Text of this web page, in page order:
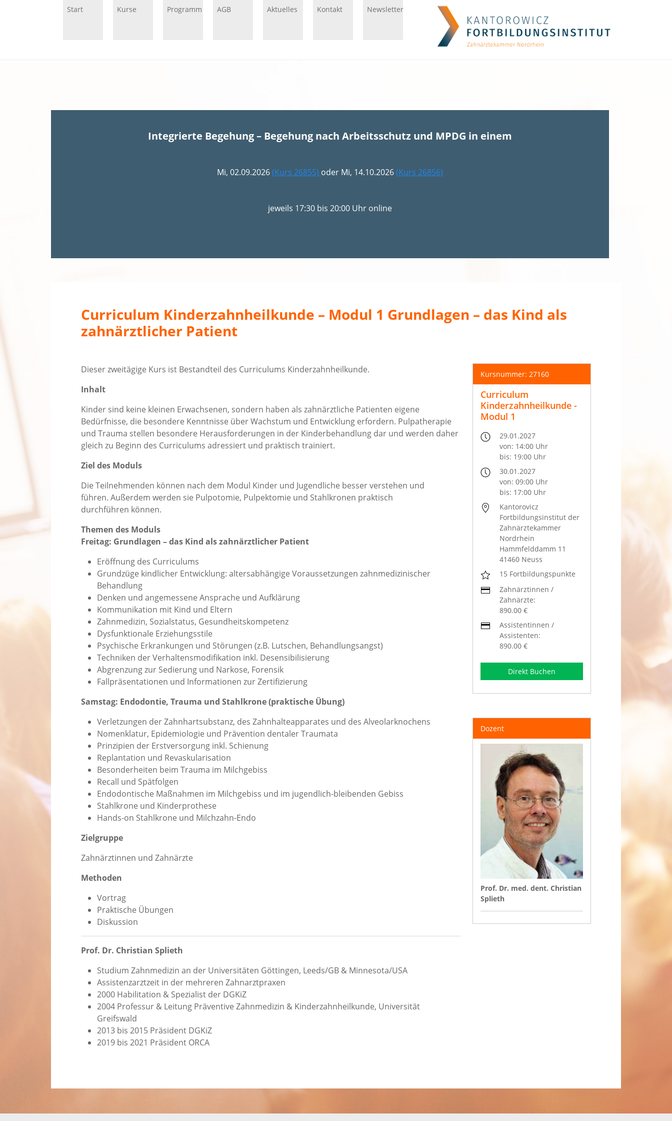
Start Kurse Programm AGB Aktuelles Kontakt Newsletter
Integrierte Begehung – Begehung nach Arbeitsschutz und MPDG in einem
Mi, 02.09.2026(Kurs 26855) oder Mi, 14.10.2026(Kurs 26856)
jeweils 17:30 bis 20:00 Uhr online
Curriculum Kinderzahnheilkunde – Modul 1 Grundlagen – das Kind als
zahnärztlicher Patient
Dieser zweitägige Kurs ist Bestandteil des Curriculums Kinderzahnheilkunde.
Inhalt
Kinder sind keine kleinen Erwachsenen, sondern haben als zahnärztliche Patienten eigene
Bedürfnisse, die besondere Kenntnisse über Wachstum und Entwicklung erfordern. Pulpatherapie
und Trauma stellen besondere Herausforderungen in der Kinderbehandlung dar und werden daher
gleich zu Beginn des Curriculums adressiert und praktisch trainiert.
Ziel des Moduls
Die Teilnehmenden können nach dem Modul Kinder und Jugendliche besser verstehen und
führen. Außerdem werden sie Pulpotomie, Pulpektomie und Stahlkronen praktisch
durchführen können.
Themen des Moduls
Freitag: Grundlagen – das Kind als zahnärztlicher Patient
Eröffnung des Curriculums
Grundzüge kindlicher Entwicklung: altersabhängige Voraussetzungen zahnmedizinischer
Behandlung
Denken und angemessene Ansprache und Aufklärung
Kommunikation mit Kind und Eltern
Zahnmedizin, Sozialstatus, Gesundheitskompetenz
Dysfunktionale Erziehungsstile
Psychische Erkrankungen und Störungen (z.B. Lutschen, Behandlungsangst)
Techniken der Verhaltensmodifikation inkl. Desensibilisierung
Abgrenzung zur Sedierung und Narkose, Forensik
Fallpräsentationen und Informationen zur Zertifizierung
Samstag: Endodontie, Trauma und Stahlkrone (praktische Übung)
Verletzungen der Zahnhartsubstanz, des Zahnhalteapparates und des Alveolarknochens
Nomenklatur, Epidemiologie und Prävention dentaler Traumata
Prinzipien der Erstversorgung inkl. Schienung
Replantation und Revaskularisation
Besonderheiten beim Trauma im Milchgebiss
Recall und Spätfolgen
Endodontische Maßnahmen im Milchgebiss und im jugendlich-bleibenden Gebiss
Stahlkrone und Kinderprothese
Hands-on Stahlkrone und Milchzahn-Endo
Zielgruppe
Zahnärztinnen und Zahnärzte
Methoden
Vortrag
Praktische Übungen
Diskussion
Prof. Dr. Christian Splieth
Studium Zahnmedizin an der Universitäten Göttingen, Leeds/GB & Minnesota/USA
Assistenzarztzeit in der mehreren Zahnarztpraxen
2000 Habilitation & Spezialist der DGKiZ
2004 Professur & Leitung Präventive Zahnmedizin & Kinderzahnheilkunde, Universität
Greifswald
2013 bis 2015 Präsident DGKiZ
2019 bis 2021 Präsident ORCA
Kursnummer: 27160
Curriculum
Kinderzahnheilkunde -
Modul 1
29.01.2027
von: 14:00 Uhr
bis: 19:00 Uhr
30.01.2027
von: 09:00 Uhr
bis: 17:00 Uhr
Kantorovicz
Fortbildungsinstitut der
Zahnärztekammer
Nordrhein
Hammfelddamm 11
41460 Neuss
15 Fortbildungspunkte
Zahnärztinnen /
Zahnärzte:
890.00 €
Assistentinnen /
Assistenten:
890.00 €
Direkt Buchen
Dozent
Prof. Dr. med. dent. Christian
Splieth